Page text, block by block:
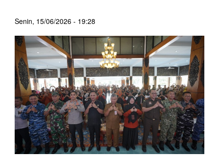
Senin, 15/06/2026 - 19:28